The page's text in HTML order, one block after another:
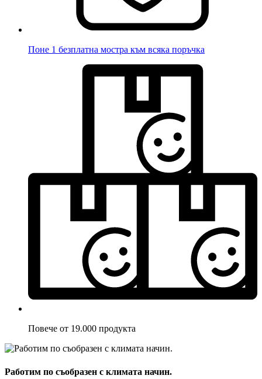
Поне 1 безплатна мостра към всяка поръчка
Повече от 19.000 продукта
Работим по съобразен с климата начин.